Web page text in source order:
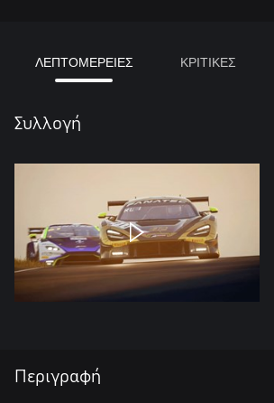
ΛΕΠΤΟΜΕΡΕΙΕΣ ΚΡΙΤΙΚΕΣ
Συλλογή
Περιγραφή